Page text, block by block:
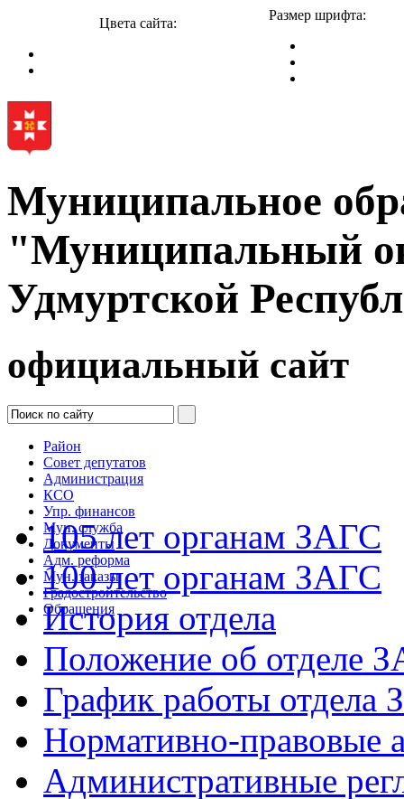
Цвета сайта:
Размер шрифта:
Муниципальное
"Муниципальный
Удмуртской
официальный сайт
Район
Совет депутатов
Администрация
КСО
Упр. финансов
Мун. служба
Документы
Адм. реформа
Мун. заказы
Градостроительство
Обращения
105 лет органам ЗАГС
100 лет органам ЗАГС
История отдела
Положение об отделе
График работы отдела
Нормативно-правовые
Административные